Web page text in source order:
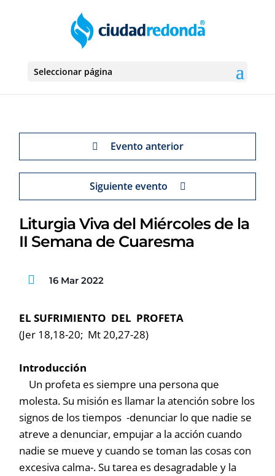
Seleccionar página
Evento anterior
Siguiente evento
Liturgia Viva del Miércoles de la
II Semana de Cuaresma
16 Mar 2022
EL SUFRIMIENTO DEL PROFETA
(Jer 18,18-20; Mt 20,27-28)
Introducción
Un profeta es siempre una persona que
molesta. Su misión es llamar la atención sobre los
signos de los tiempos -denunciar lo que nadie se
atreve a denunciar, empujar a la acción cuando
nadie se mueve y cuando se toman las cosas con
excesiva calma-. Su tarea es desagradable y la